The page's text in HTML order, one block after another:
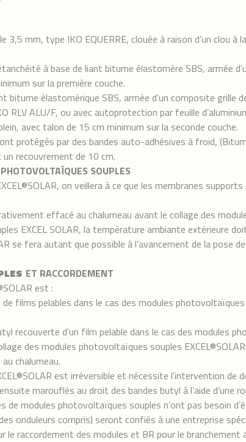
3,5 mm, type IKO EQUERRE, clouée à raison d’un clou
à base de liant bitume élastomère SBS, armée
sur la première couche.
bitume élastomérique SBS, armée d’un composite grille
RLV ALU/F, ou avec autoprotection par feuille
avec talon de 15 cm minimum sur la seconde couche.
protégés par des bandes auto-adhésives à froid,
recouvrement de 10 cm.
SOUPLES
on veillera à ce que les membranes
effacé au chalumeau avant le collage des
EXCEL SOLAR, la température ambiante extérieure
se fera autant que possible à l’avancement de la pose
ET RACCORDEMENT
est :
films pelables dans le cas des modules photovoltaïques
recouverte d’un film pelable dans le cas des modules
des modules photovoltaïques souples
chalumeau.
est irréversible et nécessite l’intervention de
marouflés au droit des bandes butyl à l’aide d’une
de modules photovoltaïques souples n’ont pas besoin
onduleurs compris) seront confiés à une entreprise
le raccordement des modules et BR pour le branchement